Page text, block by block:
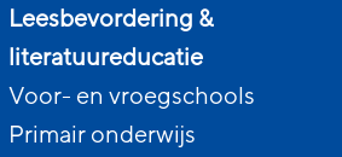
Leesbevordering &
literatuureducatie
Voor- en vroegschools
Primair onderwijs